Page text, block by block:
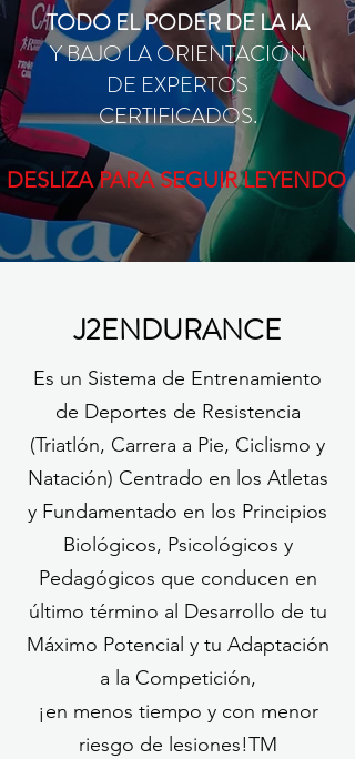
TODO EL PODER DE LA IA
Y BAJO LA ORIENTACIÓN
DE EXPERTOS
CERTIFICADOS.
DESLIZA PARA SEGUIR LEYENDO
J2ENDURANCE
Es un Sistema de Entrenamiento
de Deportes de Resistencia
(Triatlón, Carrera a Pie, Ciclismo y
Natación) Centrado en los Atletas
y Fundamentado en los Principios
Biológicos, Psicológicos y
Pedagógicos que conducen en
último término al Desarrollo de tu
Máximo Potencial y tu Adaptación
a la Competición,
¡en menos tiempo y con menor
riesgo de lesiones!TM